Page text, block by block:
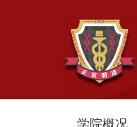
学院概况